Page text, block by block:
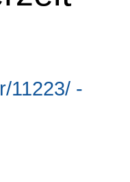
11223/ -